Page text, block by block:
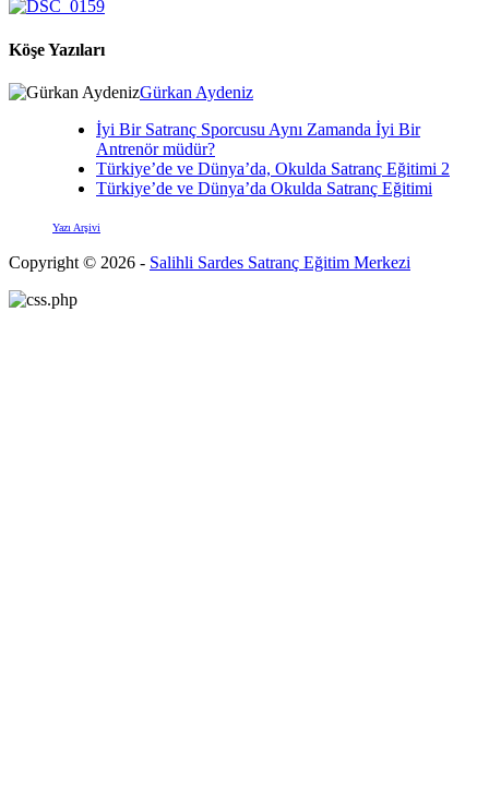
Köşe Yazıları
Gürkan Aydeniz
İyi Bir Satranç Sporcusu Aynı Zamanda İyi Bir
Antrenör müdür?
Türkiye’de ve Dünya’da, Okulda Satranç Eğitimi 2
Türkiye’de ve Dünya’da Okulda Satranç Eğitimi
Yazı Arşivi
Copyright © 2026 - Salihli Sardes Satranç Eğitim Merkezi